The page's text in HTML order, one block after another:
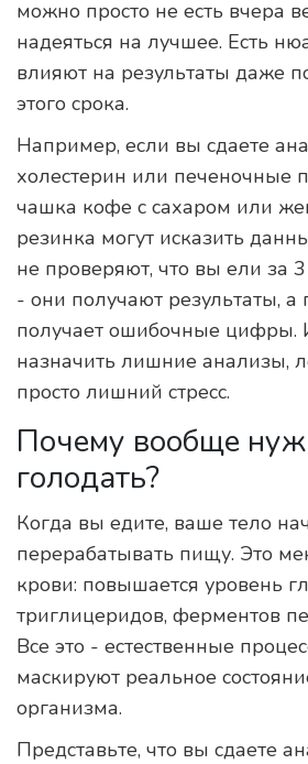
можно просто не есть вчера
надеяться на лучшее. Есть
влияют на результаты даже
этого срока.
Например, если вы сдаете
холестерин или печеночные
чашка кофе с сахаром или
резинка могут исказить
не проверяют, что вы ели за
- они получают результаты, а
получает ошибочные цифры.
назначить лишние анализы,
просто лишний стресс.
Почему вообще
голодать?
Когда вы едите, ваше тело
перерабатывать пищу. Это
крови: повышается уровень
триглицеридов, ферментов
Все это - естественные
маскируют реальное
организма.
Представьте, что вы сдаете